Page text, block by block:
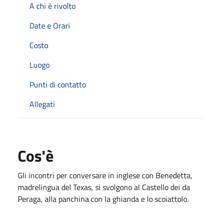
A chi è rivolto
Date e Orari
Costo
Luogo
Punti di contatto
Allegati
Cos'è
Gli incontri per conversare in inglese con Benedetta,
madrelingua del Texas, si svolgono al Castello dei da
Peraga, alla panchina con la ghianda e lo scoiattolo.